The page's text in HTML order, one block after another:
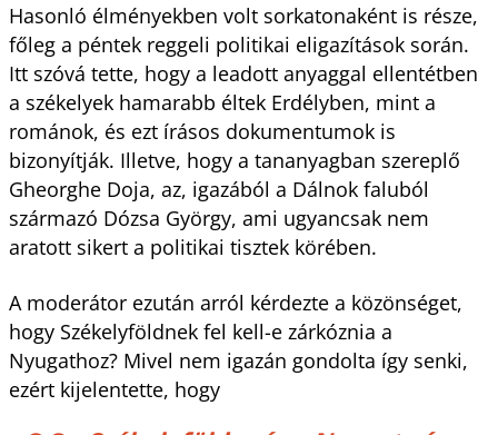
Hasonló élményekben volt sorkatonaként is része,
főleg a péntek reggeli politikai eligazítások során.
Itt szóvá tette, hogy a leadott anyaggal ellentétben
a székelyek hamarabb éltek Erdélyben, mint a
románok, és ezt írásos dokumentumok is
bizonyítják. Illetve, hogy a tananyagban szereplő
Gheorghe Doja, az, igazából a Dálnok faluból
származó Dózsa György, ami ugyancsak nem
aratott sikert a politikai tisztek körében.
A moderátor ezután arról kérdezte a közönséget,
hogy Székelyföldnek fel kell-e zárkóznia a
Nyugathoz? Mivel nem igazán gondolta így senki,
ezért kijelentette, hogy